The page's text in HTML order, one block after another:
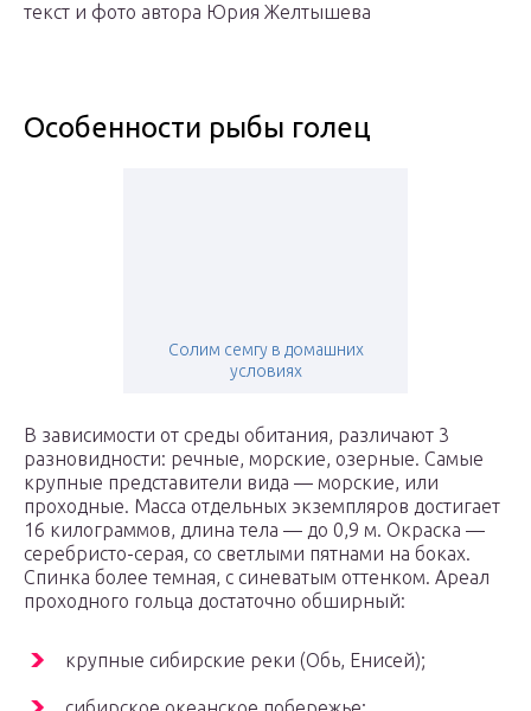
текст и фото автора Юрия Желтышева
Особенности рыбы голец
Солим семгу в домашних
условиях
В зависимости от среды обитания, различают 3
разновидности: речные, морские, озерные. Самые
крупные представители вида — морские, или
проходные. Масса отдельных экземпляров достигает
16 килограммов, длина тела — до 0,9 м. Окраска —
серебристо-серая, со светлыми пятнами на боках.
Спинка более темная, с синеватым оттенком. Ареал
проходного гольца достаточно обширный:
крупные сибирские реки (Обь, Енисей);